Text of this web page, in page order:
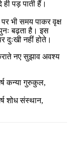
ही पड़ पाती हैं।
भी समय पाकर वृक्ष
बढ़ता है। इस
दुःखी नहीं होते।
नए सुझाव अवश्य
कन्या गुरुकुल,
शोध संस्थान,